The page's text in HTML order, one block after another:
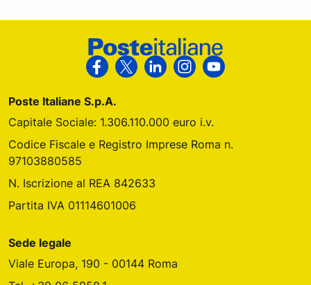
Footer Poste Italiane
Segui Poste Italiane su Facebook
Segui Poste Italiane su X
Segui Poste Italiane su
Segui Poste Italiane
Segui Poste
Poste Italiane S.p.A.
Capitale Sociale: 1.306.110.000 euro i.v.
Codice Fiscale e Registro Imprese Roma n.
97103880585
N. Iscrizione al REA 842633
Partita IVA 01114601006
Sede legale
Viale Europa, 190 - 00144 Roma